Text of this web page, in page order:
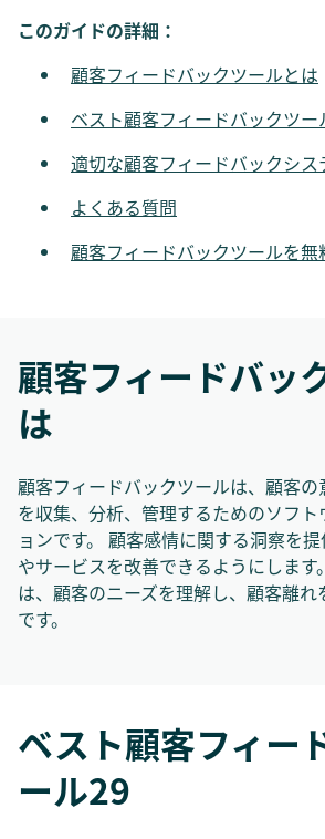
このガイドの詳細：
顧客フィードバックツールとは
ベスト顧客フィードバックツー
適切な顧客フィードバックシ
よくある質問
顧客フィードバックツールを
顧客フィードバッ
は
顧客フィードバックツールは、顧客
を収集、分析、管理するためのソフ
ョンです。 顧客感情に関する洞察を
やサービスを改善できるようにします
は、顧客のニーズを理解し、顧客離
です。
ベスト顧客フィー
ール29